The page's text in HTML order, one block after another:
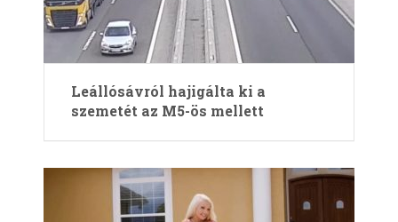
Leállósávról hajigálta ki a
szemetét az M5-ös mellett